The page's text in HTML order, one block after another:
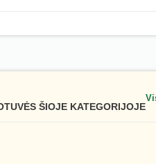
ŠIOJE KATEGORIJOJE